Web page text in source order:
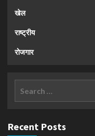
खेल
राष्ट्रीय
रोजगार
Recent Posts